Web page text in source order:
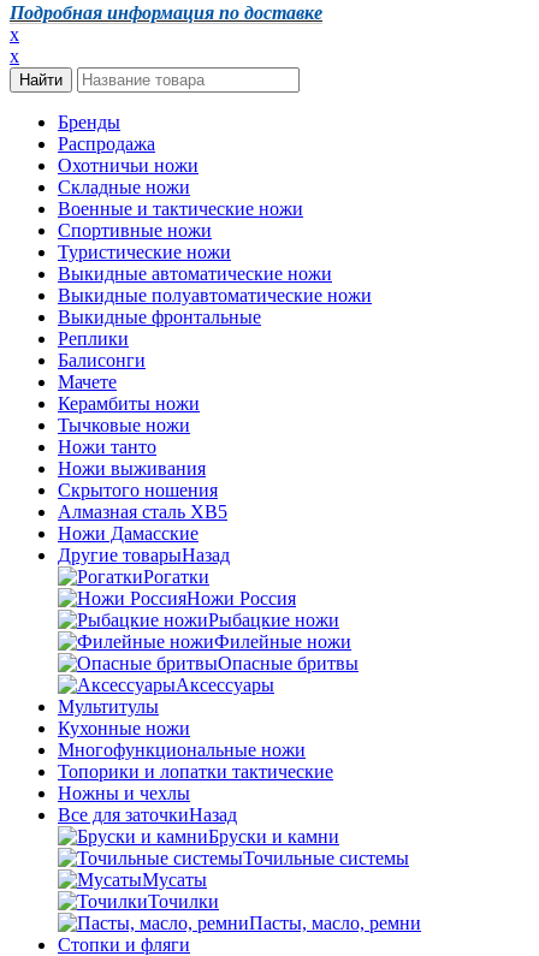
Подробная информация по доставке
x
x
Бренды
Распродажа
Охотничьи ножи
Складные ножи
Военные и тактические ножи
Спортивные ножи
Туристические ножи
Выкидные автоматические ножи
Выкидные полуавтоматические ножи
Выкидные фронтальные
Реплики
Балисонги
Мачете
Керамбиты ножи
Тычковые ножи
Ножи танто
Ножи выживания
Скрытого ношения
Алмазная сталь ХВ5
Ножи Дамасские
Другие товарыНазад
Рогатки
Ножи Россия
Рыбацкие ножи
Филейные ножи
Опасные бритвы
Аксессуары
Мультитулы
Кухонные ножи
Многофункциональные ножи
Топорики и лопатки тактические
Ножны и чехлы
Все для заточкиНазад
Бруски и камни
Точильные системы
Мусаты
Точилки
Пасты, масло, ремни
Стопки и фляги